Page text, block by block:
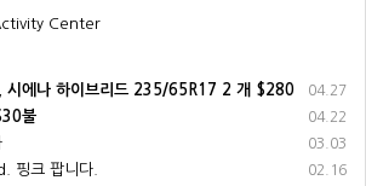
Center
04.27
시에나 하이브리드 235/65R17 2 개 $280
04.22
불
03.03
02.16
핑크 팝니다.